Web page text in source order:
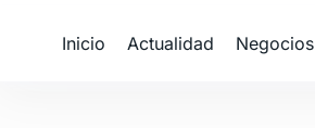
Inicio Actualidad Negocios